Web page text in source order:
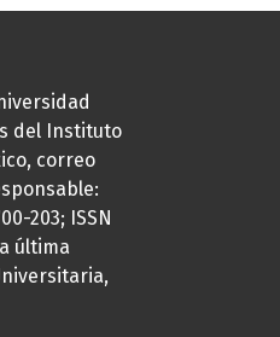
del Instituto
correo
203; ISSN
última